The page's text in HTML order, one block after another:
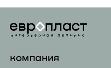
компания